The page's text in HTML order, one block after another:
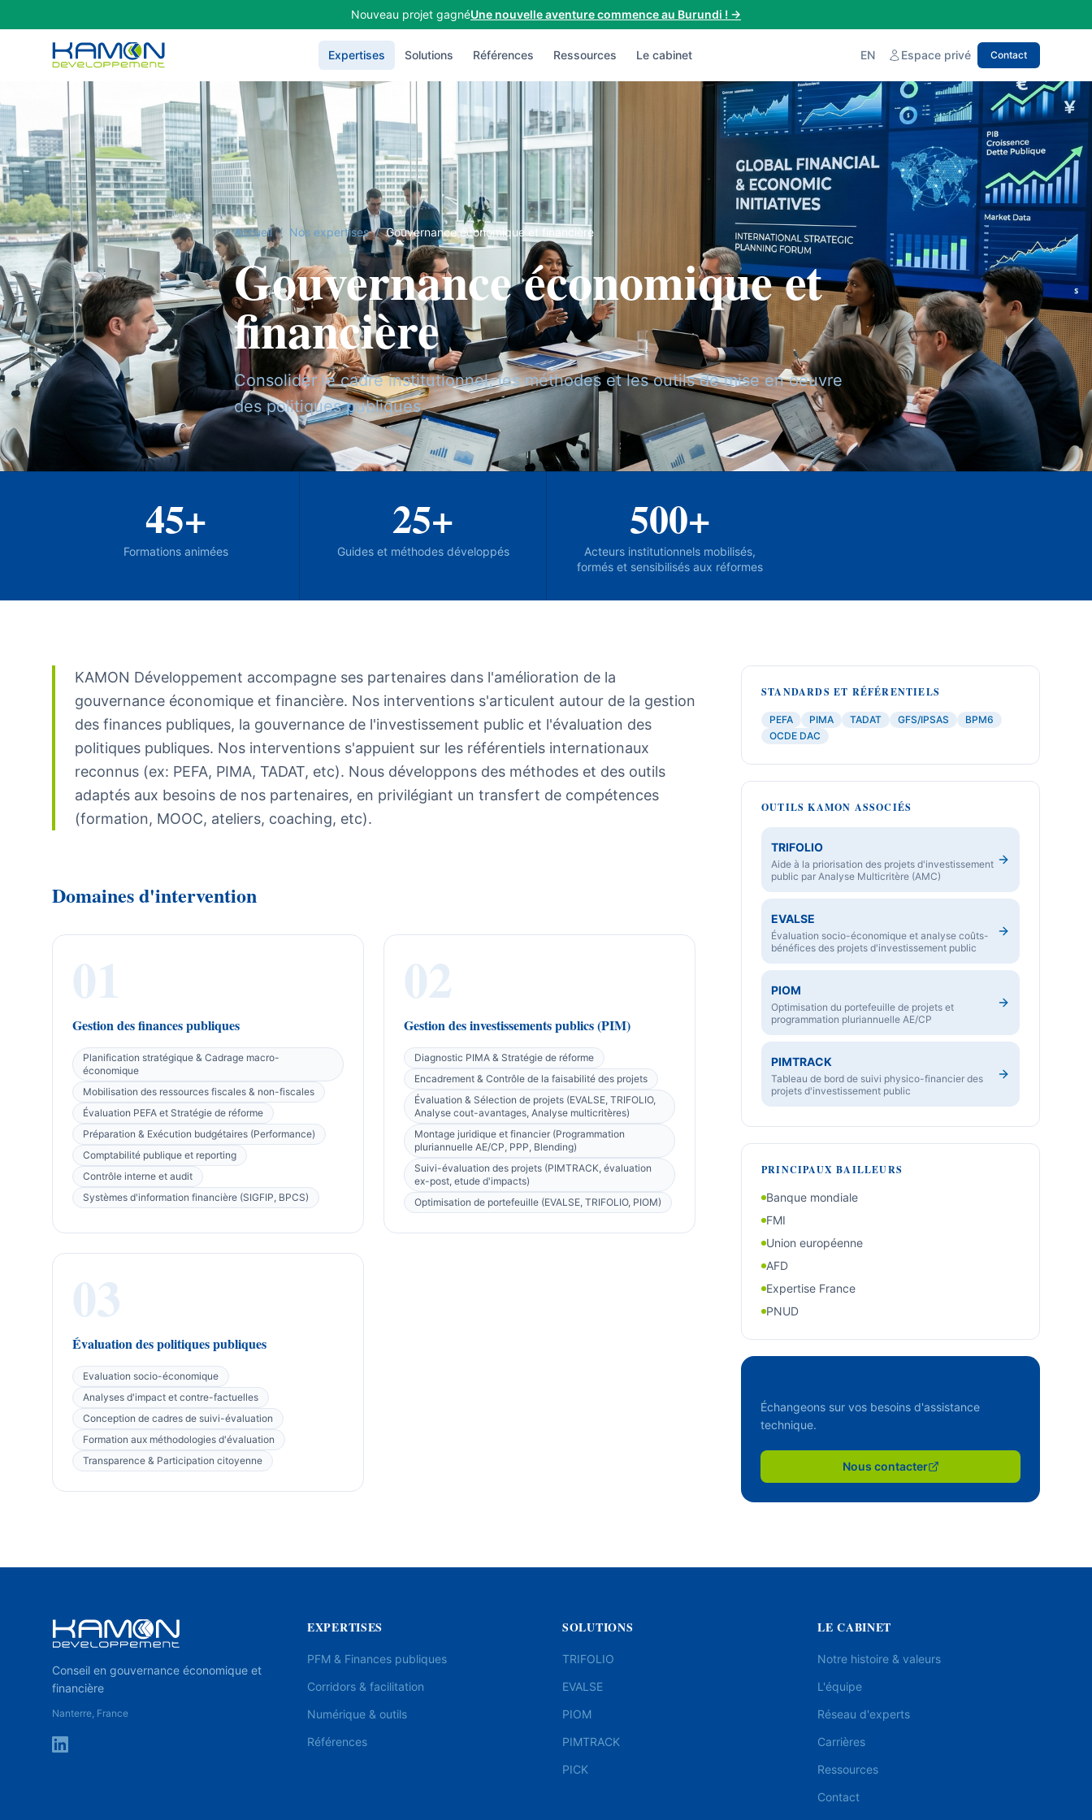
Nouveau projet gagnéUne nouvelle aventure commence au Burundi ! →
Expertises Solutions Références Ressources Le cabinet EN Espace privé Contact
Accueil / Nos expertises / Gouvernance économique et financière
Gouvernance économique et
financière
Consolider le cadre institutionnel, les méthodes et les outils de mise en oeuvre
des politiques publiques
45+
Formations animées
25+
Guides et méthodes développés
500+
Acteurs institutionnels mobilisés,
formés et sensibilisés aux réformes
KAMON Développement accompagne ses partenaires dans l'amélioration de la
gouvernance économique et financière. Nos interventions s'articulent autour de la gestion
des finances publiques, la gouvernance de l'investissement public et l'évaluation des
politiques publiques. Nos interventions s'appuient sur les référentiels internationaux
reconnus (ex: PEFA, PIMA, TADAT, etc). Nous développons des méthodes et des outils
adaptés aux besoins de nos partenaires, en privilégiant un transfert de compétences
(formation, MOOC, ateliers, coaching, etc).
Domaines d'intervention
01
Gestion des finances publiques
Planification stratégique & Cadrage macro-
économique
Mobilisation des ressources fiscales & non-fiscales
Évaluation PEFA et Stratégie de réforme
Préparation & Exécution budgétaires (Performance)
Comptabilité publique et reporting
Contrôle interne et audit
Systèmes d'information financière (SIGFIP, BPCS)
02
Gestion des investissements publics (PIM)
Diagnostic PIMA & Stratégie de réforme
Encadrement & Contrôle de la faisabilité des projets
Évaluation & Sélection de projets (EVALSE, TRIFOLIO,
Analyse cout-avantages, Analyse multicritères)
Montage juridique et financier (Programmation
pluriannuelle AE/CP, PPP, Blending)
Suivi-évaluation des projets (PIMTRACK, évaluation
ex-post, etude d'impacts)
Optimisation de portefeuille (EVALSE, TRIFOLIO, PIOM)
03
Évaluation des politiques publiques
Evaluation socio-économique
Analyses d'impact et contre-factuelles
Conception de cadres de suivi-évaluation
Formation aux méthodologies d'évaluation
Transparence & Participation citoyenne
STANDARDS ET RÉFÉRENTIELS
PEFA PIMA TADAT GFS/IPSAS
BPM6
OCDE DAC
OUTILS KAMON ASSOCIÉS
TRIFOLIO
Aide à la priorisation des projets d'investissement
public par Analyse Multicritère (AMC)
EVALSE
Évaluation socio-économique et analyse coûts-
bénéfices des projets d'investissement public
PIOM
Optimisation du portefeuille de projets et
programmation pluriannuelle AE/CP
PIMTRACK
Tableau de bord de suivi physico-financier des
projets d'investissement public
PRINCIPAUX BAILLEURS
Banque mondiale
FMI
Union européenne
AFD
Expertise France
PNUD
Échangeons sur vos besoins d'assistance
technique.
Nous contacter
Conseil en gouvernance économique et
financière
Nanterre, France
EXPERTISES
PFM & Finances publiques
Corridors & facilitation
Numérique & outils
Références
SOLUTIONS
TRIFOLIO
EVALSE
PIOM
PIMTRACK
PICK
LE CABINET
Notre histoire & valeurs
L'équipe
Réseau d'experts
Carrières
Ressources
Contact